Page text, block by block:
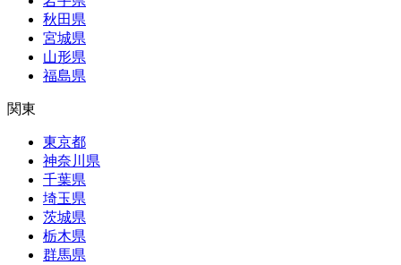
秋田県
宮城県
山形県
福島県
関東
東京都
神奈川県
千葉県
埼玉県
茨城県
栃木県
群馬県